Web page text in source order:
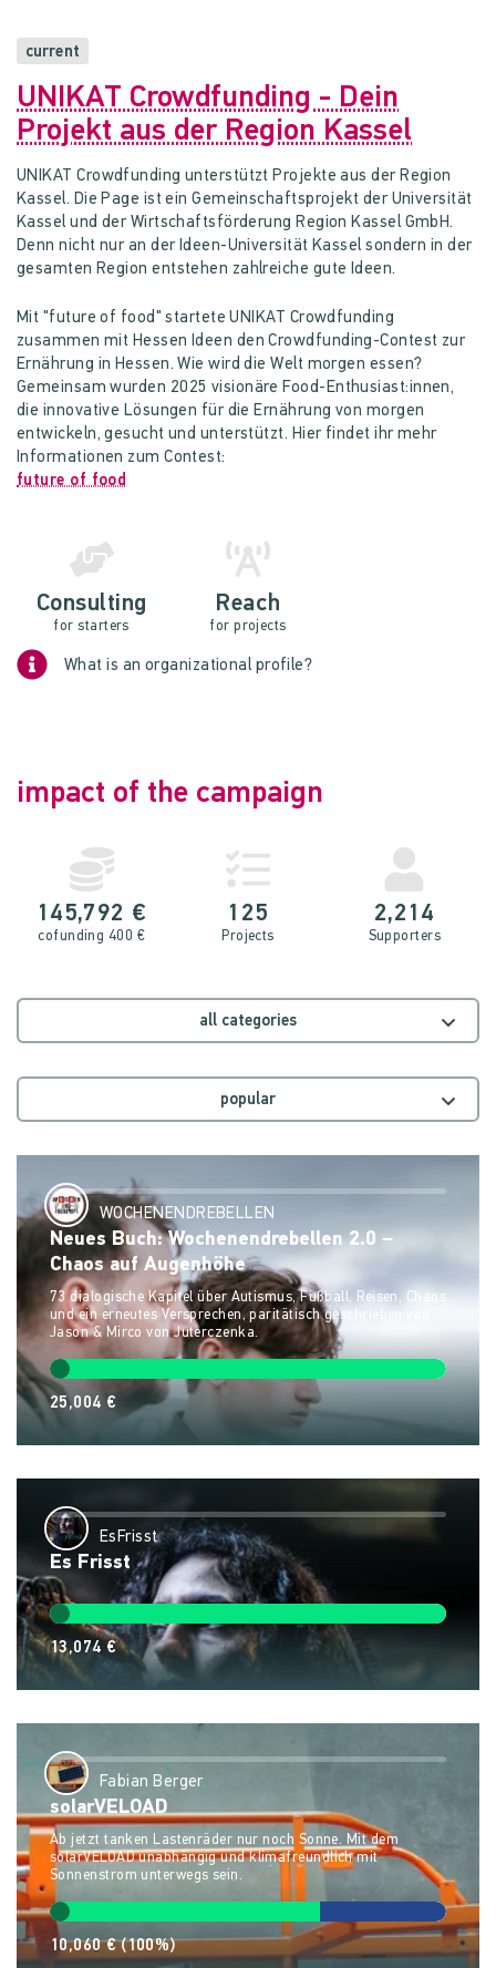
current
UNIKAT Crowdfunding - Dein
Projekt aus der Region Kassel
UNIKAT Crowdfunding unterstützt Projekte aus der Region
Kassel. Die Page ist ein Gemeinschaftsprojekt der Universität
Kassel und der Wirtschaftsförderung Region Kassel GmbH.
Denn nicht nur an der Ideen-Universität Kassel sondern in der
gesamten Region entstehen zahlreiche gute Ideen.
Mit "future of food" startete UNIKAT Crowdfunding
zusammen mit Hessen Ideen den Crowdfunding-Contest zur
Ernährung in Hessen. Wie wird die Welt morgen essen?
Gemeinsam wurden 2025 visionäre Food-Enthusiast:innen,
die innovative Lösungen für die Ernährung von morgen
entwickeln, gesucht und unterstützt. Hier findet ihr mehr
Informationen zum Contest:
future of food
Consulting
for starters
Reach
for projects
What is an organizational profile?
impact of the campaign
145,792 €
cofunding 400 €
125
Projects
2,214
Supporters
all categories
popular
WOCHENENDREBELLEN
Neues Buch: Wochenendrebellen 2.0 –
Chaos auf Augenhöhe
73 dialogische Kapitel über Autismus, Fußball, Reisen, Chaos
und ein erneutes Versprechen, paritätisch geschrieben von
Jason & Mirco von Juterczenka.
25,004 €
EsFrisst
Es Frisst
13,074 €
Fabian Berger
solarVELOAD
Ab jetzt tanken Lastenräder nur noch Sonne. Mit dem
solarVELOAD unabhängig und klimafreundlich mit
Sonnenstrom unterwegs sein.
10,060 €(100%)